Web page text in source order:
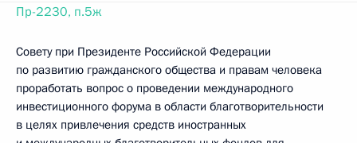
Пр-2230, п.5ж
Совету при Президенте Российской Федерации
по развитию гражданского общества и правам человека
проработать вопрос о проведении международного
инвестиционного форума в области благотворительности
в целях привлечения средств иностранных